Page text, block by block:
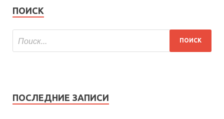
ПОИСК
ПОСЛЕДНИЕ ЗАПИСИ